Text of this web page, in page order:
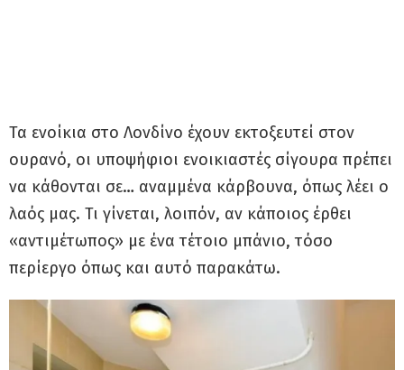
Τα ενοίκια στο Λονδίνο έχουν εκτοξευτεί στον
ουρανό, οι υποψήφιοι ενοικιαστές σίγουρα πρέπει
να κάθονται σε… αναμμένα κάρβουνα, όπως λέει ο
λαός μας. Τι γίνεται, λοιπόν, αν κάποιος έρθει
«αντιμέτωπος» με ένα τέτοιο μπάνιο, τόσο
περίεργο όπως και αυτό παρακάτω.